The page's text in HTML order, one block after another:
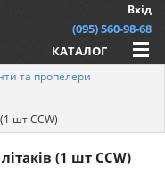
Вхід
(095) 560-98-68
КАТАЛОГ
та пропелери
шт CCW)
(1 шт CCW)